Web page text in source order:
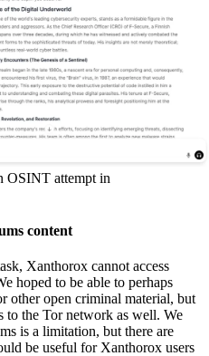
OSINT attempt in
content
Xanthorox cannot access
hoped to be able to perhaps
other open criminal material, but
to the Tor network as well. We
is a limitation, but there are
be useful for Xanthorox users